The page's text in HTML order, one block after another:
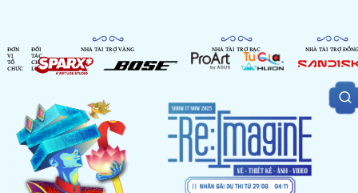
ĐƠN
VỊ
TỔ
CHỨC
ĐỐI
TÁC
CHIẾN
LƯỢC
NHÀ TÀI TRỢ VÀNG NHÀ TÀI TRỢ BẠC NHÀ TÀI TRỢ ĐỒNG